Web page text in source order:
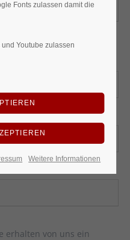
erhalten von uns ein
Fonts zulassen damit die
Youtube zulassen
Weitere Informationen